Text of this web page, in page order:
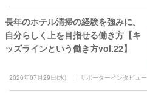
長年のホテル清掃の経験を強みに。
自分らしく上を目指せる働き方【キ
ッズラインという働き方vol.22】
2026年07月29日(水) サポーターインタビュー